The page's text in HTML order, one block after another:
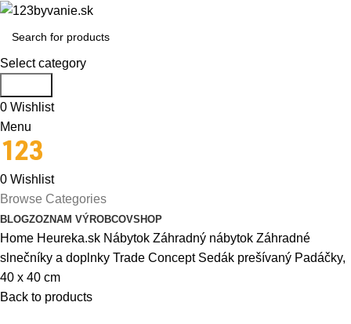
Select category
0 Wishlist
Menu
0 Wishlist
Browse Categories
BLOGZOZNAM VÝROBCOVSHOP
Home Heureka.sk Nábytok Záhradný nábytok Záhradné
slnečníky a doplnky Trade Concept Sedák prešívaný Padáčky,
40 x 40 cm
Back to products